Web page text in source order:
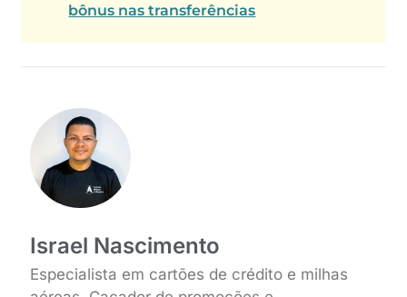
bônus nas transferências
Israel Nascimento
Especialista em cartões de crédito e milhas